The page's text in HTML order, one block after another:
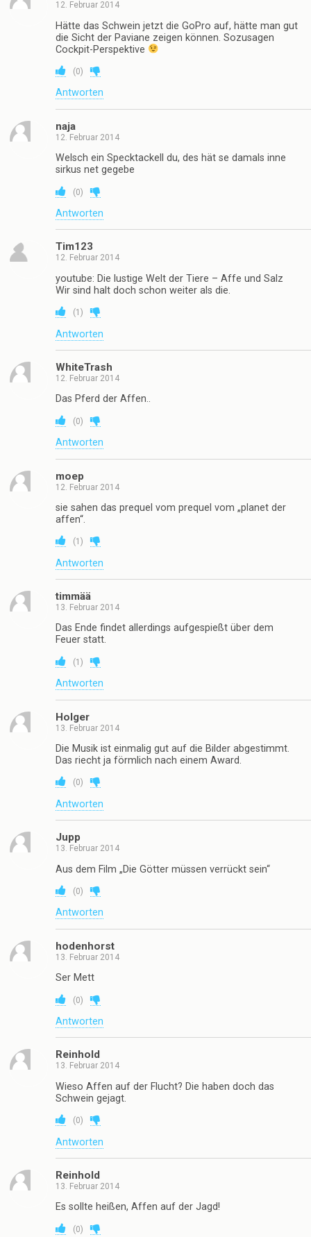
12. Februar 2014
Hätte das Schwein jetzt die GoPro auf, hätte man gut
die Sicht der Paviane zeigen können. Sozusagen
Cockpit-Perspektive
(0)
Antworten
naja
12. Februar 2014
Welsch ein Specktackell du, des hät se damals inne
sirkus net gegebe
(0)
Antworten
Tim123
12. Februar 2014
youtube: Die lustige Welt der Tiere – Affe und Salz
Wir sind halt doch schon weiter als die.
(1 )
Antworten
WhiteTrash
12. Februar 2014
Das Pferd der Affen..
(0)
Antworten
moep
12. Februar 2014
sie sahen das prequel vom prequel vom „planet der
affen“.
(1 )
Antworten
timmää
13. Februar 2014
Das Ende findet allerdings aufgespießt über dem
Feuer statt.
(1 )
Antworten
Holger
13. Februar 2014
Die Musik ist einmalig gut auf die Bilder abgestimmt.
Das riecht ja förmlich nach einem Award.
(0)
Antworten
Jupp
13. Februar 2014
Aus dem Film „Die Götter müssen verrückt sein“
(0)
Antworten
hodenhorst
13. Februar 2014
Ser Mett
(0)
Antworten
Reinhold
13. Februar 2014
Wieso Affen auf der Flucht? Die haben doch das
Schwein gejagt.
(0)
Antworten
Reinhold
13. Februar 2014
Es sollte heißen, Affen auf der Jagd!
(0)